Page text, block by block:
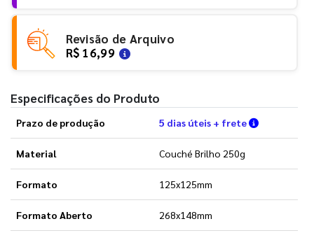
Revisão de Arquivo
R$ 16,99
Especificações do Produto
Prazo de produção 5 dias úteis + frete Verifique
Material Couché Brilho 250g
Formato 125x125mm
Formato Aberto 268x148mm